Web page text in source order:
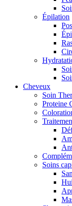
Épilation
Cheveux
Soin
Proteine
Soins